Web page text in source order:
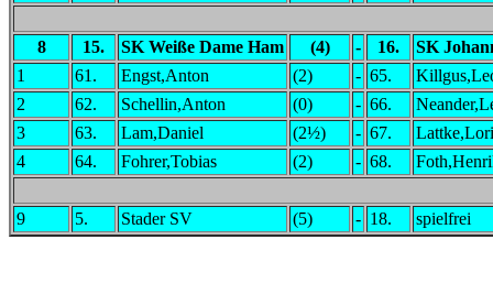
8 15. SK Weiße Dame Ham (4) - 16.
SK
1
61. Engst,Anton (2) - 65.
2
62. Schellin,Anton (0) - 66.
3
63. Lam,Daniel (2½) - 67.
4
64. Fohrer,Tobias (2) - 68.
9 5. Stader SV (5) - 18. spielfrei